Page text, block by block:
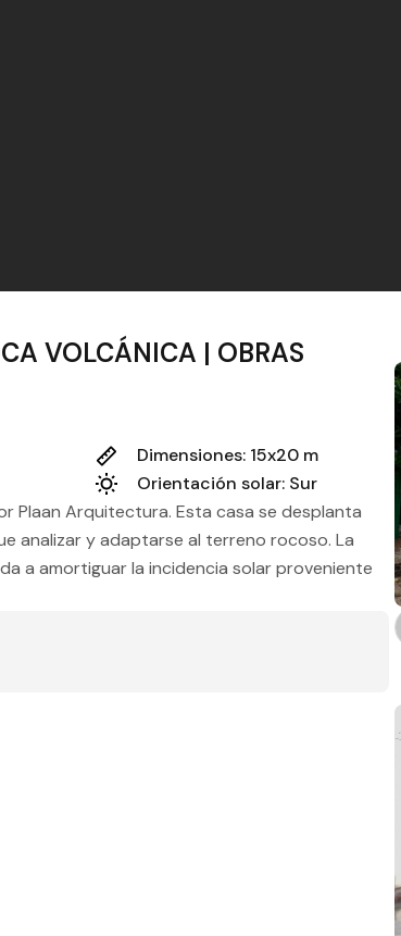
VOLCÁNICA | OBRAS
Dimensiones: 15x20 m
Orientación solar: Sur
Plaan Arquitectura. Esta casa se desplanta
analizar y adaptarse al terreno rocoso. La
a amortiguar la incidencia solar proveniente
Baños
m2 de terreno